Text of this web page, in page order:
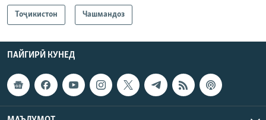
Тоҷикистон Чашмандоз
ПАЙГИРӢ КУНЕД